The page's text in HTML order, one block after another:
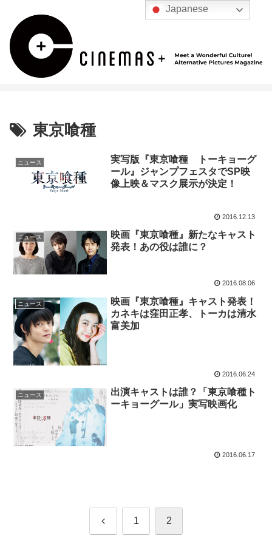
東京喰種
ニュース
実写版『東京喰種 トーキョーグ
ール』ジャンプフェスタでSP映
像上映＆マスク展示が決定！
2016.12.13
ニュース
映画『東京喰種』新たなキャスト
発表！あの役は誰に？
2016.08.06
ニュース
映画『東京喰種』キャスト発表！
カネキは窪田正孝、トーカは清水
富美加
2016.06.24
ニュース
出演キャストは誰？「東京喰種ト
ーキョーグール」実写映画化
2016.06.17
前 1 2
Japanese